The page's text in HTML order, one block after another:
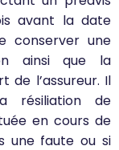
avant la date
conserver une
ainsi que la
l’assureur. Il
résiliation de
en cours de
une faute ou si